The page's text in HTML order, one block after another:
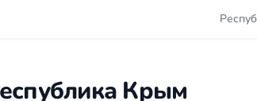
Крым